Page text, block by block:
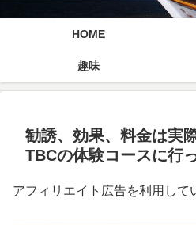
HOME
趣味
勧誘、効果、料金は実
TBCの体験コースに行
アフィリエイト広告を利用して